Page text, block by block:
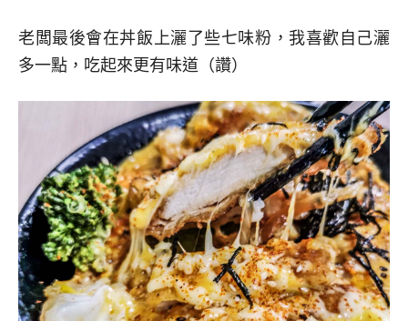
老闆最後會在丼飯上灑了些七味粉，我喜歡自己灑
多一點，吃起來更有味道（讚）